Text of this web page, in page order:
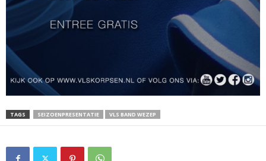
TAGS SEIZOENPRESENTATIE VLS BAND WEZEP